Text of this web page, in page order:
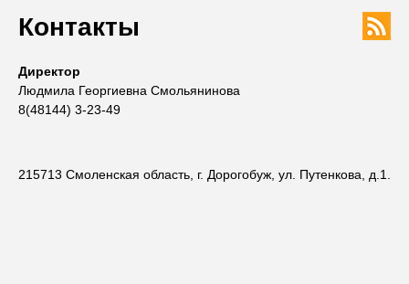
Контакты
Директор
Людмила Георгиевна Смольянинова
8(48144) 3-23-49
215713 Смоленская область, г. Дорогобуж, ул. Путенкова, д.1.